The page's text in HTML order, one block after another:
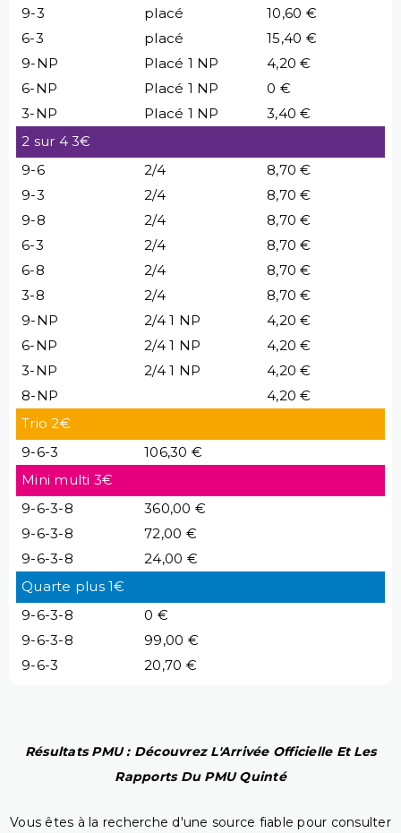
9-3 placé
10,60 €
6-3
placé
15,40 €
9-NP
Placé 1 NP
4,20 €
6-NP
Placé 1 NP
0 €
3-NP
Placé 1 NP
3,40 €
2 sur 4 3€
9-6
2/4
8,70 €
9-3
2/4
8,70 €
9-8
2/4
8,70 €
6-3
2/4
8,70 €
6-8
2/4
8,70 €
3-8
2/4
8,70 €
9-NP
2/4 1 NP
4,20 €
6-NP
2/4 1 NP
4,20 €
3-NP
2/4 1 NP
4,20 €
8-NP
4,20 €
Trio 2€
9-6-3
106,30 €
Mini multi 3€
9-6-3-8
360,00 €
9-6-3-8
72,00 €
9-6-3-8
24,00 €
Quarte plus 1€
9-6-3-8
0 €
9-6-3-8
99,00 €
9-6-3
20,70 €
Résultats PMU : Découvrez L'Arrivée Officielle Et Les
Rapports Du PMU Quinté
Vous êtes à la recherche d'une source fiable pour consulter